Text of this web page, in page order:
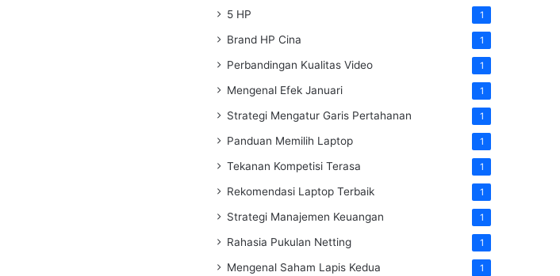
5 HP 1
Brand HP Cina 1
Perbandingan Kualitas Video 1
Mengenal Efek Januari 1
Strategi Mengatur Garis Pertahanan 1
Panduan Memilih Laptop 1
Tekanan Kompetisi Terasa 1
Rekomendasi Laptop Terbaik 1
Strategi Manajemen Keuangan 1
Rahasia Pukulan Netting 1
Mengenal Saham Lapis Kedua 1